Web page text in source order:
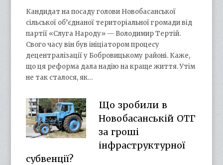
Кандидат на посаду голови Новобасанської
сільської об’єднаної територіальної громади від
партії «Слуга Народу» — Володимир Тертій.
Свого часу він був ініціатором процесу
децентралізації у Бобровицькому районі. Каже,
що ця реформа дала надію на краще життя. Утім
не так сталося, як…
Що зробили в
Новобасанській ОТГ
за гроші
інфраструктурної
субвенції?